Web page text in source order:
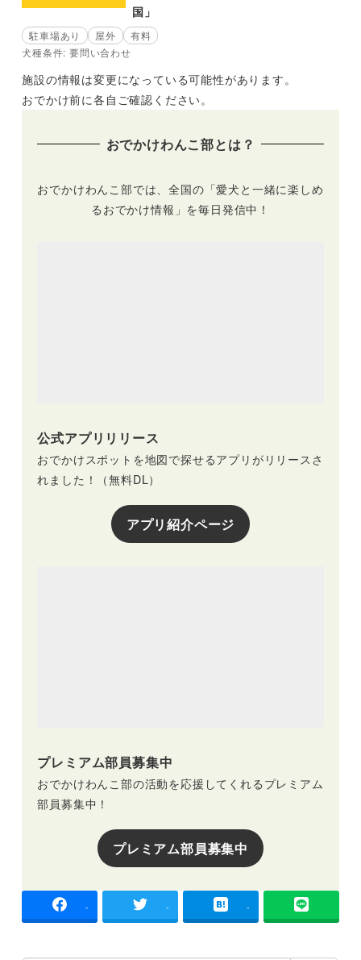
国」
駐車場あり 屋外
有料
犬種条件: 要問い合わせ
施設の情報は変更になっている可能性があります。
おでかけ前に各自ご確認ください。
おでかけわんこ部とは？
おでかけわんこ部では、全国の「愛犬と一緒に楽しめ
るおでかけ情報」を毎日発信中！
公式アプリリリース
おでかけスポットを地図で探せるアプリがリリースさ
れました！（無料DL）
アプリ紹介ページ
プレミアム部員募集中
おでかけわんこ部の活動を応援してくれるプレミアム
部員募集中！
プレミアム部員募集中
- - -